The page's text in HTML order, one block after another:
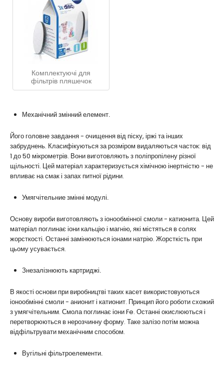
Комплектуючі для
фільтрів пляшечок
Механічний змінний елемент.
Його головне завдання - очищення від піску, іржі та інших
забруднень. Класифікуються за розміром видаляються часток: від
1 до 50 мікрометрів. Вони виготовляють з поліпропілену різної
щільності. Цей матеріал характеризується хімічною інертністю - не
впливає на смак і запах питної рідини.
Умягчітельние змінні модулі.
Основу вироби виготовляють з іонообмінної смоли - катионита. Цей
матеріал поглинає іони кальцію і магнію, які містяться в солях
жорсткості. Останні замінюються іонами натрію. Жорсткість при
цьому усувається.
Знезалізнюють картриджі.
В якості основи при виробництві таких касет використовуються
іонообмінні смоли - анионит і катионит. Принцип його роботи схожий
з умягчітельним. Смола поглинає іони Fe. Останні окислюються і
перетворюються в нерозчинну форму. Таке залізо потім можна
відфільтрувати механічним способом.
Вугільні фільтроелементи.